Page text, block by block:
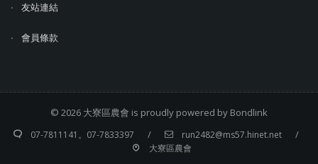
友站連結
會員條款
© 2026 大寮區農會 is proudly powered by Bondlink
07-7811141。07-7833397 / run2482@ms57.hinet.net /
大寮區農會